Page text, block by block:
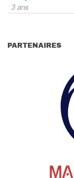
3 ans
PARTENAIRES